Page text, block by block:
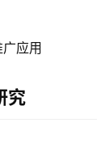
应用
究